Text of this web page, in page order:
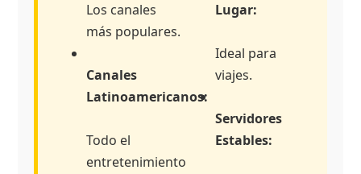
Los canales
más populares.
Canales
Latinoamericanos:
Todo el
entretenimiento
Lugar:
Ideal para
viajes.
Servidores
Estables: